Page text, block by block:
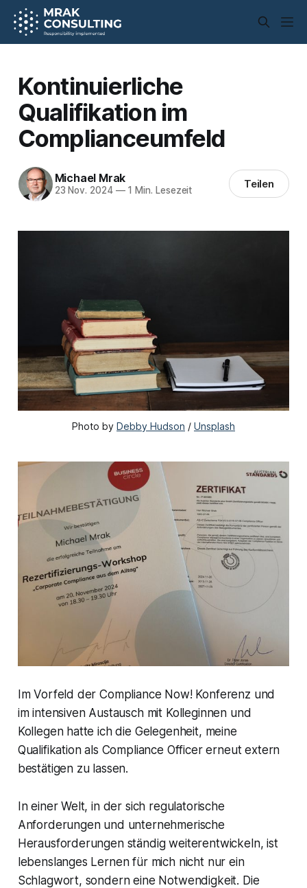
Kontinuierliche
Qualifikation im
Complianceumfeld
Michael Mrak
23 Nov. 2024 —1 Min. Lesezeit Teilen
Photo by Debby Hudson / Unsplash
Im Vorfeld der Compliance Now! Konferenz und
im intensiven Austausch mit Kolleginnen und
Kollegen hatte ich die Gelegenheit, meine
Qualifikation als Compliance Officer erneut extern
bestätigen zu lassen.
In einer Welt, in der sich regulatorische
Anforderungen und unternehmerische
Herausforderungen ständig weiterentwickeln, ist
lebenslanges Lernen für mich nicht nur ein
Schlagwort, sondern eine Notwendigkeit. Die